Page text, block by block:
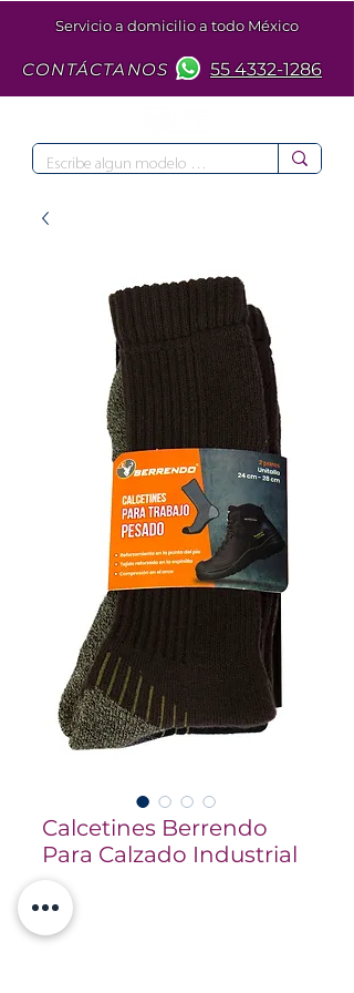
Servicio a domicilio a todo México
CONTÁCTANOS 55 4332-1286
Calcetines Berrendo
Para Calzado Industrial